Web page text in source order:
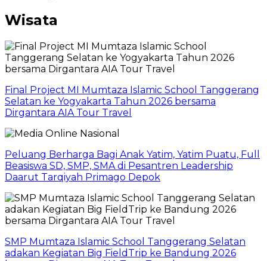
Wisata
Final Project MI Mumtaza Islamic School Tanggerang
Selatan ke Yogyakarta Tahun 2026 bersama
Dirgantara AIA Tour Travel
Peluang Berharga Bagi Anak Yatim, Yatim Puatu, Full
Beasiswa SD, SMP, SMA di Pesantren Leadership
Daarut Tarqiyah Primago Depok
SMP Mumtaza Islamic School Tanggerang Selatan
adakan Kegiatan Big FieldTrip ke Bandung 2026